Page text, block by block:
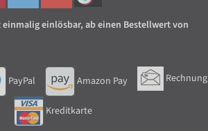
einlösbar, ab einen Bestellwert von
PayPal Amazon Pay Rechnung
Kreditkarte